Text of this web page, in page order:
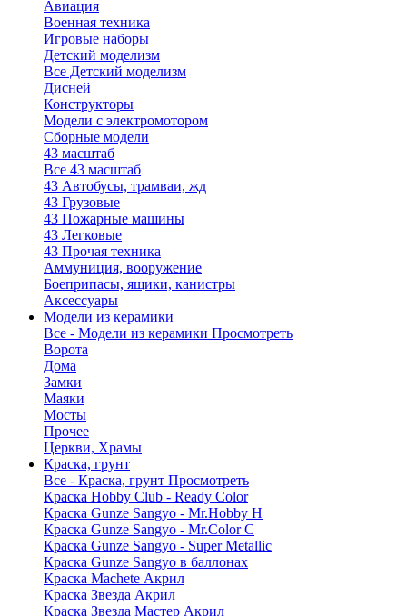
Авиация
Военная техника
Игровые наборы
Детский моделизм
Все Детский моделизм
Дисней
Конструкторы
Модели с электромотором
Сборные модели
43 масштаб
Все 43 масштаб
43 Автобусы, трамваи, жд
43 Грузовые
43 Пожарные машины
43 Легковые
43 Прочая техника
Аммуниция, вооружение
Боеприпасы, ящики, канистры
Аксессуары
Модели из керамики
Все - Модели из керамики Просмотреть
Ворота
Дома
Замки
Маяки
Мосты
Прочее
Церкви, Храмы
Краска, грунт
Все - Краска, грунт Просмотреть
Краска Hobby Club - Ready Color
Краска Gunze Sangyo - Mr.Hobby H
Краска Gunze Sangyo - Mr.Color C
Краска Gunze Sangyo - Super Metallic
Краска Gunze Sangyo в баллонах
Краска Machete Акрил
Краска Звезда Акрил
Краска Звезда Мастер Акрил